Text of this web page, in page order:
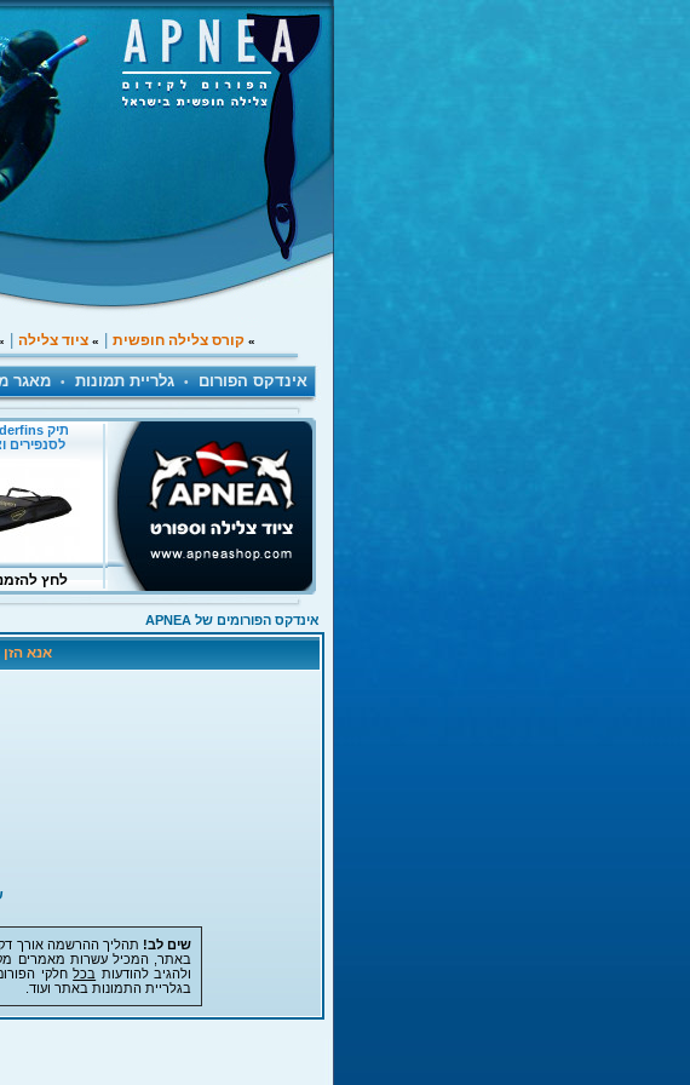
» קורס צלילה חופשית » ציוד צלילה
אינדקס הפורום • גלריית תמונות • מאגר
אינדקס הפורומים של APNEA
אנא
שים לב! תהליך ההרשמה אורך
באתר, המכיל עשרות מאמרים
ולהגיב להודעות בכלחלקי
בגלריית התמונות באתר ועוד.